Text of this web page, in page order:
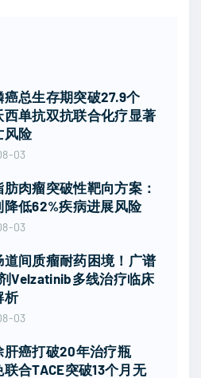
癌总生存期突破27.9个
西单抗双抗联合化疗显著
风险
03
肉瘤突破性靶向方案：
降低62%疾病进展风险
03
道间质瘤耐药困境！广谱
Velzatinib多线治疗临床
析
03
肝癌打破20年治疗瓶
合TACE突破13个月无